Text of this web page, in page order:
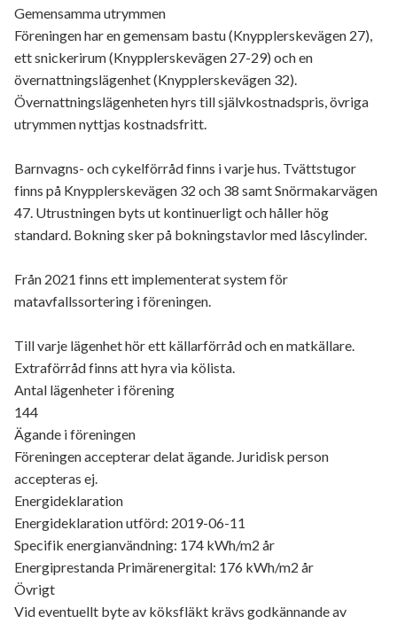
Gemensamma utrymmen
Föreningen har en gemensam bastu (Knypplerskevägen 27),
ett snickerirum (Knypplerskevägen 27-29) och en
övernattningslägenhet (Knypplerskevägen 32).
Övernattningslägenheten hyrs till självkostnadspris, övriga
utrymmen nyttjas kostnadsfritt.
Barnvagns- och cykelförråd finns i varje hus. Tvättstugor
finns på Knypplerskevägen 32 och 38 samt Snörmakarvägen
47. Utrustningen byts ut kontinuerligt och håller hög
standard. Bokning sker på bokningstavlor med låscylinder.
Från 2021 finns ett implementerat system för
matavfallssortering i föreningen.
Till varje lägenhet hör ett källarförråd och en matkällare.
Extraförråd finns att hyra via kölista.
Antal lägenheter i förening
144
Ägande i föreningen
Föreningen accepterar delat ägande. Juridisk person
accepteras ej.
Energideklaration
Energideklaration utförd: 2019-06-11
Specifik energianvändning: 174 kWh/m2 år
Energiprestanda Primärenergital: 176 kWh/m2 år
Övrigt
Vid eventuellt byte av köksfläkt krävs godkännande av